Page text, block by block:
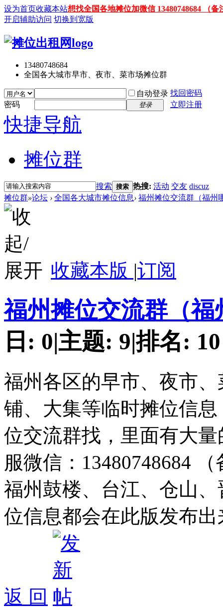
设为首页收藏本站想找全国各地摊位加微信 13480748684 （
开启辅助访问 切换到宽版
13480748684
全国各大城市早市、夜市、菜市场摊位群
自动登录 找回密码
密码
登录 立即注册
快捷导航
摊位群
搜索 搜索 热搜: 活动 交友 discuz
摊位群»论坛 › 全国各大城市摊位信息› 福州摊位交流群（福州
收藏本版 |订阅
福州摊位交流群（
日: 0|主题: 9|排名: 10
福州各区的早市、夜市
铺、大集等临时摊位信
位交流群找，里面有大
服微信：13480748684
福州鼓楼、台江、仓山
位信息都会在此版发布出
返 回